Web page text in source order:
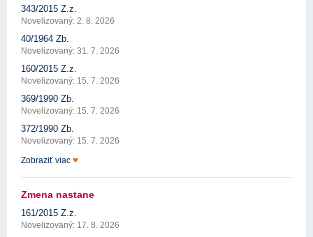
343/2015 Z.z.
Novelizovaný: 2. 8. 2026
40/1964 Zb.
Novelizovaný: 31. 7. 2026
160/2015 Z.z.
Novelizovaný: 15. 7. 2026
369/1990 Zb.
Novelizovaný: 15. 7. 2026
372/1990 Zb.
Novelizovaný: 15. 7. 2026
Zobraziť viac
Zmena nastane
161/2015 Z.z.
Novelizovaný: 17. 8. 2026